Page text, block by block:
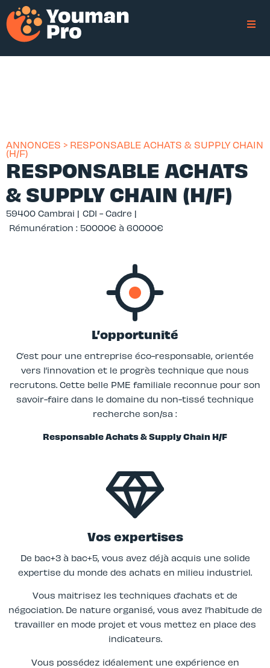
ANNONCES > RESPONSABLE ACHATS & SUPPLY CHAIN
(H/F)
RESPONSABLE ACHATS
& SUPPLY CHAIN (H/F)
59400 Cambrai | CDI - Cadre |
Rémunération : 50000€ à 60000€
L’opportunité
C’est pour une entreprise éco-responsable, orientée
vers l’innovation et le progrès technique que nous
recrutons. Cette belle PME familiale reconnue pour son
savoir-faire dans le domaine du non-tissé technique
recherche son/sa :
Responsable Achats & Supply Chain H/F
Vos expertises
De bac+3 à bac+5, vous avez déjà acquis une solide
expertise du monde des achats en milieu industriel.
Vous maitrisez les techniques d’achats et de
négociation. De nature organisé, vous avez l’habitude de
travailler en mode projet et vous mettez en place des
indicateurs.
Vous possédez idéalement une expérience en